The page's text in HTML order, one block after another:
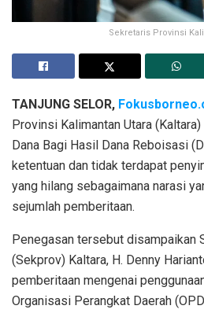
Sekretaris Provinsi
TANJUNG SELOR,
Provinsi Kalimantan Utara
Dana Bagi Hasil Dana Reboisasi
ketentuan dan tidak terdapat
yang hilang sebagaimana narasi
sejumlah pemberitaan.
Penegasan tersebut disampaikan
(Sekprov) Kaltara, H. Denny
pemberitaan mengenai
Organisasi Perangkat Daerah